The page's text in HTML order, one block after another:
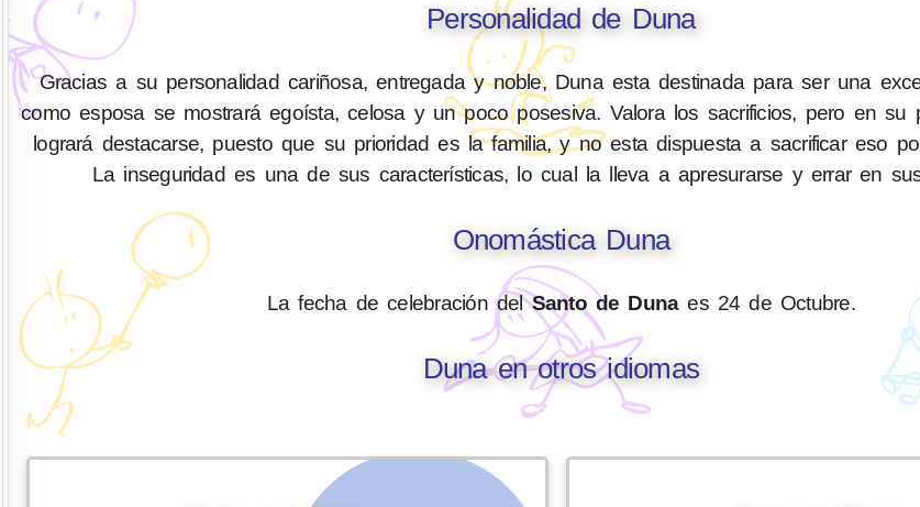
Personalidad de Duna
Gracias a su personalidad cariñosa, entregada y noble, Duna esta destinada para ser una
como esposa se mostrará egoísta, celosa y un poco posesiva. Valora los sacrificios, pero en su
logrará destacarse, puesto que su prioridad es la familia, y no esta dispuesta a sacrificar eso
La inseguridad es una de sus características, lo cual la lleva a apresurarse y errar en
Onomástica Duna
La fecha de celebración delSanto de Dunaes 24 de Octubre.
Duna en otros idiomas